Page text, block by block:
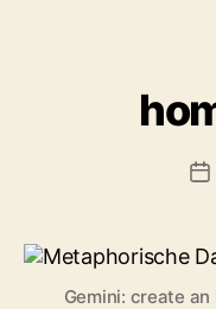
Gemini: create